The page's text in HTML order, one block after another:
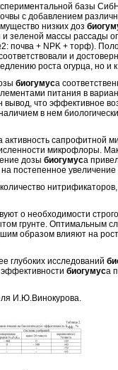
базы
с добавлением
низких доз
зеленой массы рассады
+ NPK + торф).
и
роста огурца, но
биогумуса
питания в
что эффективное
в нем
активность сапрофитной
микрофлоры.
дозы биогумуса
постепенное
о необходимости
грунте. Оптимальным
образом влияют на
исследований
биогумуса
И.Ю.Винокурова.